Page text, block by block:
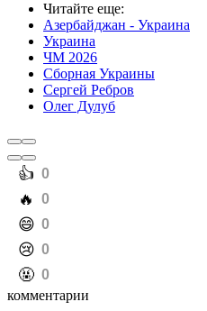
Читайте еще:
Азербайджан - Украина
Украина
ЧМ 2026
Сборная Украины
Сергей Ребров
Олег Дулуб
️👍 0
️🔥 0
️😄 0
️😢 0
️🤬 0
комментарии